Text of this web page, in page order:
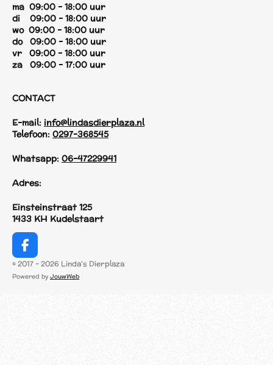
ma 09:00 - 18:00 uur
di 09:00 - 18:00 uur
wo 09:00 - 18:00 uur
do 09:00 - 18:00 uur
vr 09:00 - 18:00 uur
za 09:00 - 17:00 uur
CONTACT
E-mail: info@lindasdierplaza.nl
Telefoon: 0297-368545
Whatsapp: 06-47229941
Adres:
Einsteinstraat 125
1433 KH Kudelstaart
F
a
c
© 2017 - 2026 Linda's Dierplaza
Powered by JouwWeb